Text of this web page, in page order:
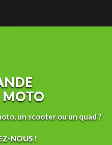
MOTO
un scooter ou un quad ?
NOUS !